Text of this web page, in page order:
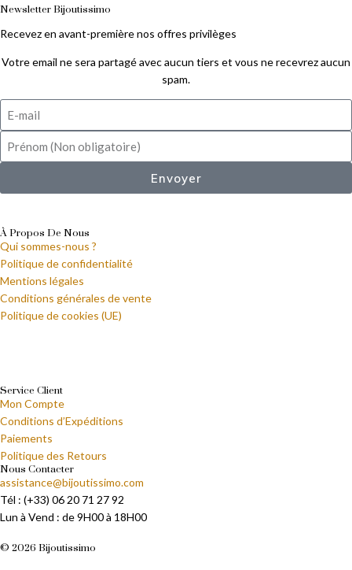
Newsletter Bijoutissimo
Recevez en avant-première nos offres privilèges
Votre email ne sera partagé avec aucun tiers et vous ne recevrez aucun
spam.
Envoyer
À Propos De Nous
Qui sommes-nous ?
Politique de confidentialité
Mentions légales
Conditions générales de vente
Politique de cookies (UE)
Service Client
Mon Compte
Conditions d’Expéditions
Paiements
Politique des Retours
Nous Contacter
assistance@bijoutissimo.com
Tél : (+33) 06 20 71 27 92
Lun à Vend : de 9H00 à 18H00
© 2026 Bijoutissimo